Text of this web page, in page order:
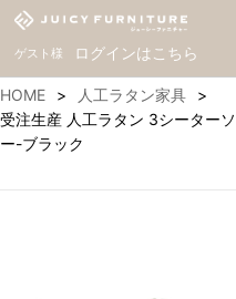
ゲスト様 ログインはこちら
HOME
人工ラタン家具
受注生産 人工ラタン 3シーター
ー-ブラック